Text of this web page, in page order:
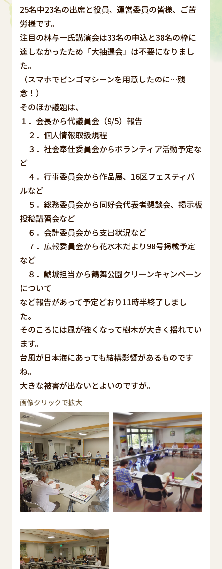
25名中23名の出席と役員、運営委員の皆様、ご苦
労様です。
注目の林与一氏講演会は33名の申込と38名の枠に
達しなかったため「大抽選会」は不要になりまし
た。
（スマホでビンゴマシーンを用意したのに…残
念！）
そのほか議題は、
１．会長から代議員会（9/5）報告
２．個人情報取扱規程
３．社会奉仕委員会からボランティア活動予定な
ど
４．行事委員会から作品展、16区フェスティバ
ルなど
５．総務委員会から同好会代表者懇談会、掲示板
投稿講習会など
６．会計委員会から支出状況など
７．広報委員会から花水木だより98号掲載予定
など
８．鯱城担当から鶴舞公園クリーンキャンペーン
について
など報告があって予定どおり11時半終了しまし
た。
そのころには風が強くなって樹木が大きく揺れてい
ます。
台風が日本海にあっても結構影響があるものです
ね。
大きな被害が出ないとよいのですが。
画像クリックで拡大